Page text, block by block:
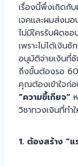
เรื่องนี้พึ่งเกิดกั
เจคและผมส่งมอ
ไม่มีใครรับผิดช
เพราะไม่ได้เงิน
อนุมัติจ่ายเงินที่
ถึงขั้นต้องรอ
คุณต้องเข้าใจก่
“ความขี้เกียจ”
วิชาทวงเงินที่ทำ
1. ต้องสร้าง “